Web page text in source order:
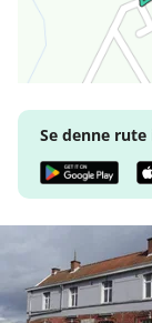
Se denne